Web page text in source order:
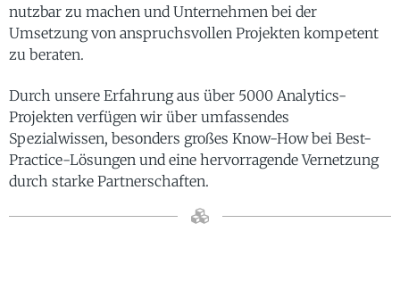
nutzbar zu machen und Unternehmen bei der
Umsetzung von anspruchsvollen Projekten kompetent
zu beraten.
Durch unsere Erfahrung aus über 5000 Analytics-
Projekten verfügen wir über umfassendes
Spezialwissen, besonders großes Know-How bei Best-
Practice-Lösungen und eine hervorragende Vernetzung
durch starke Partnerschaften.